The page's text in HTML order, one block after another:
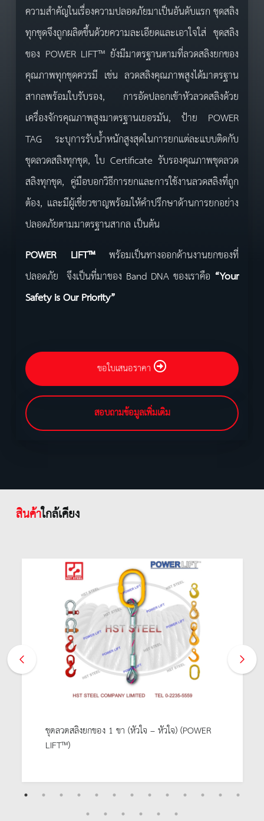
ความสำคัญในเรื่องความปลอดภัยมาเป็นอันดับแรก ชุดสลิง
ทุกชุดจึงถูกผลิตขึ้นด้วยความละเอียดและเอาใจใส่ ชุดสลิง
ของ POWER LIFT™ ยังมีมาตรฐานตามที่ลวดสลิงยกของ
คุณภาพทุกชุดควรมี เช่น ลวดสลิงคุณภาพสูงได้มาตรฐาน
สากลพร้อมใบรับรอง, การอัดปลอกเข้าหัวลวดสลิงด้วย
เครื่องจักรคุณภาพสูงมาตรฐานเยอรมัน, ป้าย POWER
TAG ระบุการรับน้ำหนักสูงสุดในการยกแต่ละแบบติดกับ
ชุดลวดสลิงทุกชุด, ใบ Certificate รับรองคุณภาพชุดลวด
สลิงทุกชุด, คู่มือบอกวิธีการยกและการใช้งานลวดสลิงที่ถูก
ต้อง, และมีผู้เชี่ยวชาญพร้อมให้คำปรึกษาด้านการยกอย่าง
ปลอดภัยตามมาตรฐานสากล เป็นต้น
POWER LIFT™พร้อมเป็นทางออกด้านงานยกของที่
ปลอดภัย จึงเป็นที่มาของ Band DNA ของเราคือ “Your
Safety is Our Priority”
ขอใบเสนอราคา
สอบถามข้อมูลเพิ่มเติม
สินค้าใกล้เคียง
ชุดลวดสลิงยกของ 1 ขา (หัวใจ – หัวใจ) (POWER
LIFT™)